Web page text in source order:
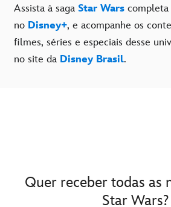
Assista à saga Star Wars completa
no Disney+, e acompanhe os
filmes, séries e especiais desse
no site da Disney Brasil.
Quer receber todas as
Star Wars?